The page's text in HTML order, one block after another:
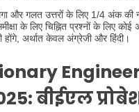
और गलत उत्तरों के लिए 1/4 अंक की
के लिए चिह्नित प्रश्नों के लिए कोई
होंगे, अर्थात केवल अंग्रेजी और हिंदी।
बीईएल